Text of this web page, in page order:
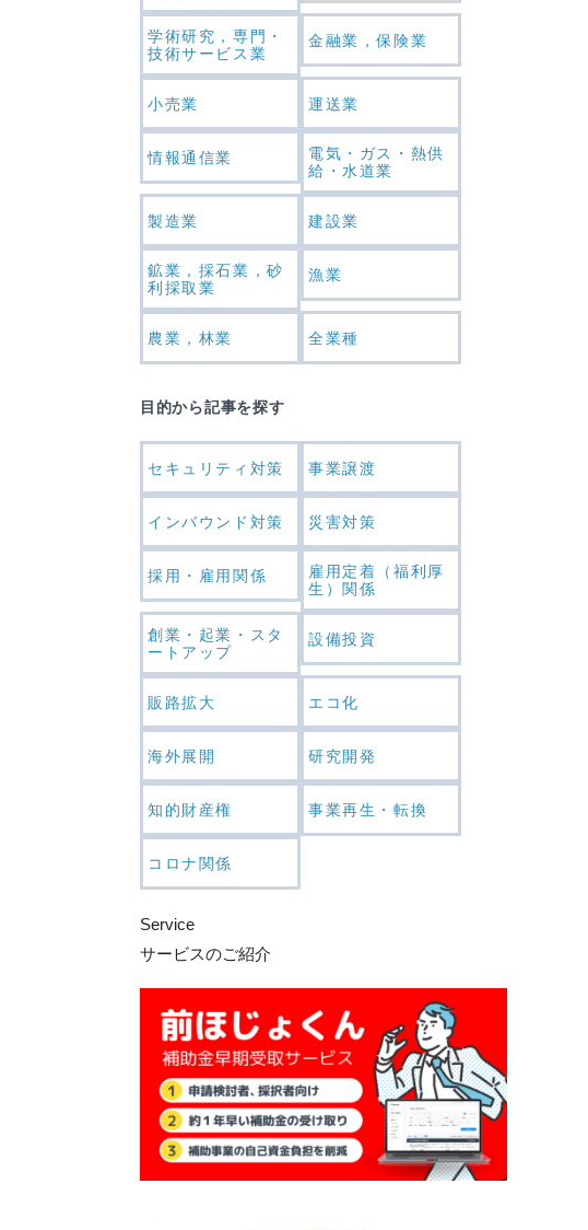
学術研究，専門・
技術サービス業
金融業，保険業
小売業 運送業
情報通信業
電気・ガス・熱供
給・水道業
製造業 建設業
鉱業，採石業，砂
利採取業
漁業
農業，林業 全業種
目的から記事を探す
セキュリティ対策 事業譲渡
インバウンド対策 災害対策
採用・雇用関係
雇用定着（福利厚
生）関係
創業・起業・スタ
ートアップ
設備投資
販路拡大 エコ化
海外展開 研究開発
知的財産権 事業再生・転換
コロナ関係
Service
サービスのご紹介